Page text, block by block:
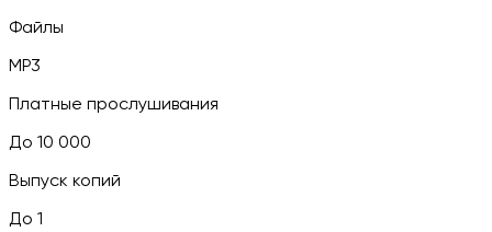
Файлы
MP3
Платные прослушивания
До 10 000
Выпуск копий
До 1